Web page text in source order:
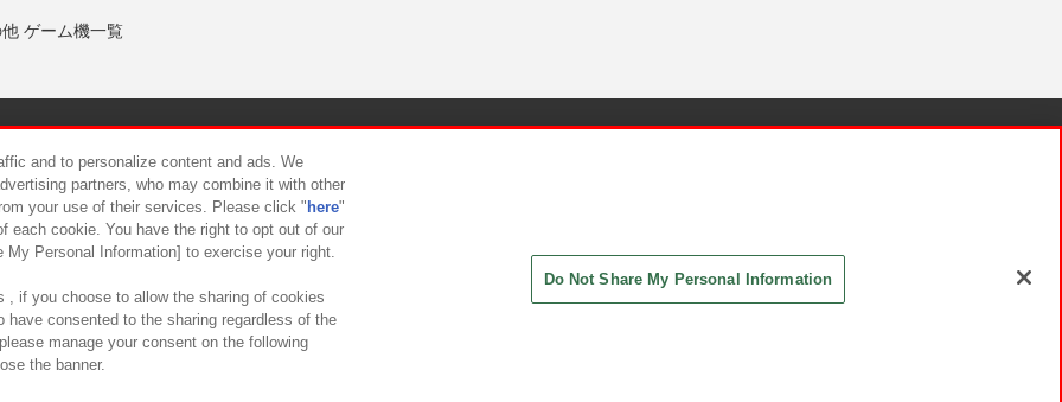
ゲーム機一覧
について カスタマーハラスメント対応方針
and to personalize content and ads. We
partners, who may combine it with other
your use of their services. Please click " here"
each cookie. You have the right to opt out of our
Personal Information] to exercise your right.
, if you choose to allow the sharing of cookies
have consented to the sharing regardless of the
manage your consent on the following
the banner.
Do Not Share My Personal Information